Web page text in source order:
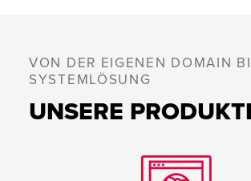
VON DER EIGENEN DOMAIN
SYSTEMLÖSUNG
UNSERE